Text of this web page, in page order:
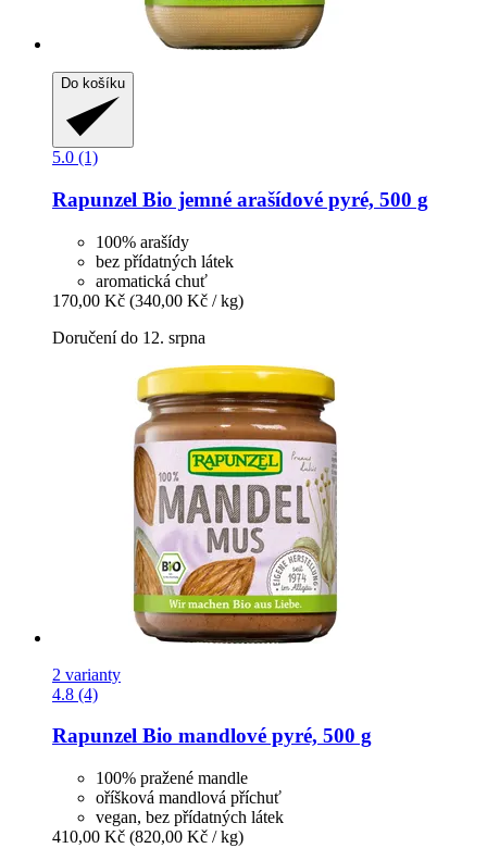
Do košíku
5.0 (1)
Rapunzel Bio jemné arašídové pyré, 500 g
100% arašídy
bez přídatných látek
aromatická chuť
170,00 Kč (340,00 Kč / kg)
Doručení do 12. srpna
2 varianty
4.8 (4)
Rapunzel Bio mandlové pyré, 500 g
100% pražené mandle
oříšková mandlová příchuť
vegan, bez přídatných látek
410,00 Kč (820,00 Kč / kg)